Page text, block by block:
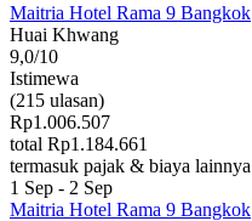
Maitria Hotel Rama 9 Bangkok
Huai Khwang
9,0/10
Istimewa
(215 ulasan)
Rp1.006.507
total Rp1.184.661
termasuk pajak & biaya lainnya
1 Sep - 2 Sep
Maitria Hotel Rama 9 Bangkok